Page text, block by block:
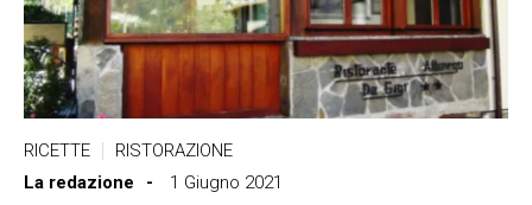
RICETTE
RISTORAZIONE
La redazione
1 Giugno 2021